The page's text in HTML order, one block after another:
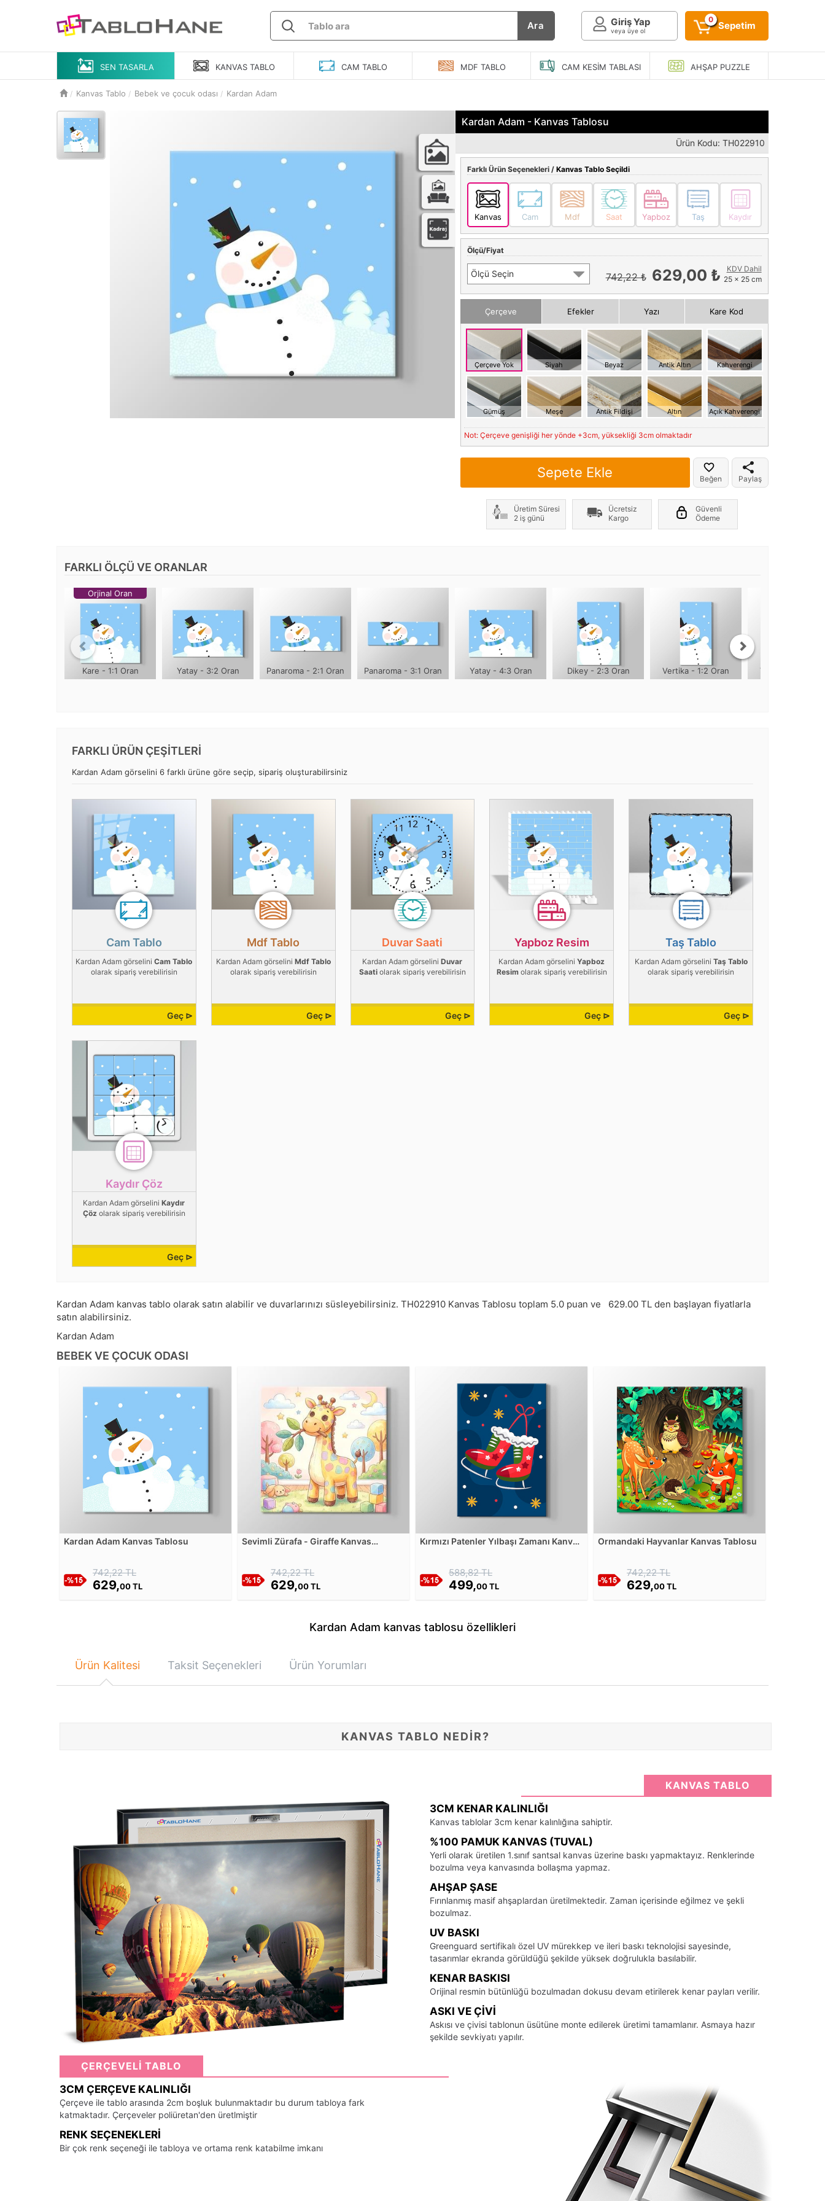
Ara Giriş Yap
veya üye ol
0
Sepetim
SEN TASARLA KANVAS TABLO CAM TABLO MDF TABLO CAM KESIM TABLASI AHŞAPPUZZLE
Kanvas Tablo Bebek ve çocuk odası Kardan Adam
Kardan Adam - Kanvas Tablosu
Ürün Kodu: TH022910
Farklı Ürün Seçenekleri / Kanvas Tablo Seçildi
Kanvas Cam Mdf Saat Yapboz Taş Kaydır
Ölçü/Fiyat
Ölçü Seçin 742,22 ₺ 629,00 ₺
KDV Dahil
25 x 25 cm
Çerçeve Efekler Yazı Kare Kod
Çerçeve Yok Siyah Beyaz Antik Altın Kahverengi
Gümüş Meşe Antik Fildişi Altın Açık Kahverengi
Not: Çerçeve genişliği her yönde +3cm, yüksekliği 3cm olmaktadır
Sepete Ekle Beğen Paylaş
Üretim Süresi
2 iş günü
Ücretsiz
Kargo
Güvenli
Ödeme
FARKLI ÖLÇÜ VE ORANLAR
Orjinal Oran
Kare - 1:1 Oran Yatay - 3:2 Oran Panaroma - 2:1 Oran Panaroma - 3:1 Oran Yatay - 4:3 Oran Dikey - 2:3 Oran Vertika - 1:2 Oran Vertika - 1:3
FARKLI ÜRÜN ÇEŞİTLERİ
Kardan Adam görselini 6 farklı ürüne göre seçip, sipariş oluşturabilirsiniz
Cam Tablo
Kardan Adam görseliniCam Tablo
olarak sipariş verebilirisin
Geç ⊳
Mdf Tablo
Kardan Adam görselini Mdf Tablo
olarak sipariş verebilirisin
Geç ⊳
Duvar Saati
Kardan Adam görseliniDuvar
Saatiolarak sipariş verebilirisin
Geç ⊳
Yapboz Resim
Kardan Adam görseliniYapboz
Resimolarak sipariş verebilirisin
Geç ⊳
Taş Tablo
Kardan Adam görselini Taş Tablo
olarak sipariş verebilirisin
Geç ⊳
Kaydır Çöz
Kardan Adam görseliniKaydır
Çözolarak sipariş verebilirisin
Geç ⊳
Kardan Adam kanvas tablo olarak satın alabilir ve duvarlarınızı süsleyebilirsiniz. TH022910 Kanvas Tablosu toplam 5.0 puan ve 629.00 TL den başlayan fiyatlarla
satın alabilirsiniz.
Kardan Adam
BEBEK VE ÇOCUK ODASI
Kardan Adam Kanvas Tablosu
742,22 TL
629,00 TL
Sevimli Zürafa - Giraffe Kanvas
742,22 TL
629,00 TL
Kırmızı Patenler Yılbaşı Zamanı Kanvas
588,82 TL
499,00 TL
Ormandaki Hayvanlar Kanvas Tablosu
742,22 TL
629,00 TL
Kardan Adam kanvas tablosu özellikleri
Ürün Kalitesi Taksit Seçenekleri Ürün Yorumları
KANVAS TABLO NEDİR?
KANVAS TABLO
3CM KENAR KALINLIĞI
Kanvas tablolar 3cm kenar kalınlığına sahiptir.
%100 PAMUK KANVAS (TUVAL)
Yerli olarak üretilen 1.sınıf santsal kanvas üzerine baskı yapmaktayız. Renklerinde
bozulma veya kanvasında bollaşma yapmaz.
AHŞAP ŞASE
Fırınlanmış masif ahşaplardan üretilmektedir. Zaman içerisinde eğilmez ve şekli
bozulmaz.
UV BASKI
Greenguard sertifikalı özel UV mürekkep ve ileri baskı teknolojisi sayesinde,
tasarımlar ekranda görüldüğü şekilde yüksek doğrulukla basılabilir.
KENAR BASKISI
Orijinal resmin bütünlüğü bozulmadan dokusu devam etirilerek kenar payları verilir.
ASKI VE ÇIVI
Askısı ve çivisi tablonun üsütüne monte edilerek üretimi tamamlanır. Asmaya hazır
şekilde sevkiyatı yapılır.
ÇERÇEVELİ TABLO
3CM ÇERÇEVE KALINLIĞI
Çerçeve ile tablo arasında 2cm boşluk bulunmaktadır bu durum tabloya fark
katmaktadır. Çerçeveler poliüretan'den üretlmiştir
RENK SEÇENEKLERI
Bir çok renk seçeneği ile tabloya ve ortama renk katabilme imkanı